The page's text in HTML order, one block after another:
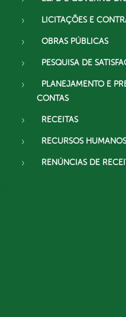
LICITAÇÕES E
OBRAS PÚBLICAS
PESQUISA DE
PLANEJAMENTO E
CONTAS
RECEITAS
RECURSOS HUMANOS
RENÚNCIAS DE